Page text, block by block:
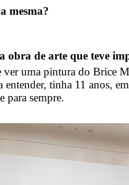
mesma?
obra de arte que teve
uma pintura do Brice
entender, tinha 11 anos,
para sempre.